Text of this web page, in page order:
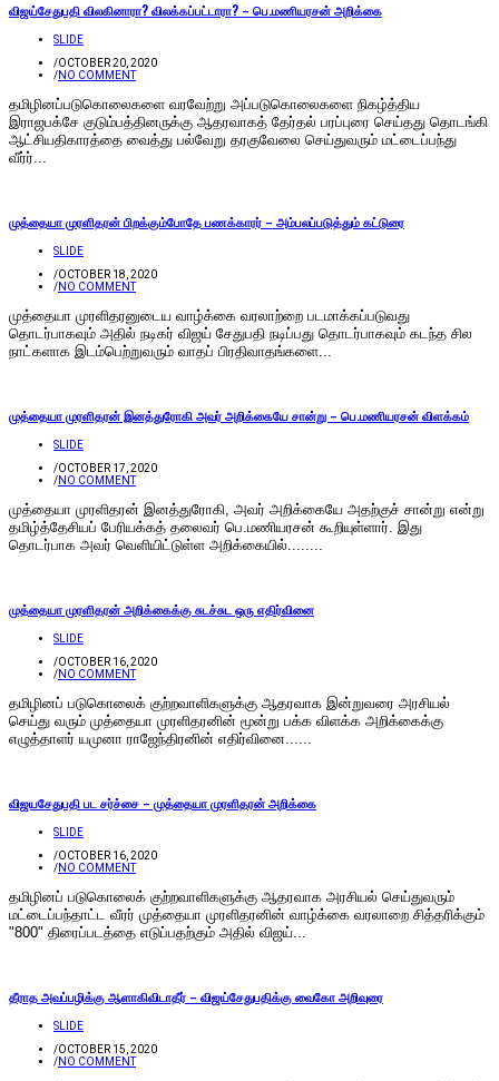
விஜய்சேதுபதி விலகினாரா? விலக்கப்பட்டாரா? – பெ.மணியரசன் அறிக்கை
SLIDE
/OCTOBER 20, 2020
/NO COMMENT
தமிழினப்படுகொலைகளை வரவேற்று அப்படுகொலைகளை நிகழ்த்திய
இராஜபக்சே குடும்பத்தினருக்கு ஆதரவாகத் தேர்தல் பரப்புரை செய்தது தொடங்கி
ஆட்சியதிகாரத்தை வைத்து பல்வேறு தரகுவேலை செய்துவரும் மட்டைப்பந்து
வீர்ர்...
முத்தையா முரளிதரன் பிறக்கும்போதே பணக்காரர் – அம்பலப்படுத்தும் கட்டுரை
SLIDE
/OCTOBER 18, 2020
/NO COMMENT
முத்தையா முரளிதரனுடைய வாழ்க்கை வரலாற்றை படமாக்கப்படுவது
தொடர்பாகவும் அதில் நடிகர் விஜய் சேதுபதி நடிப்பது தொடர்பாகவும் கடந்த சில
நாட்களாக இடம்பெற்றுவரும் வாதப் பிரதிவாதங்களை...
முத்தையா முரளிதரன் இனத்துரோகி அவர் அறிக்கையே சான்று – பெ.மணியரசன் விளக்கம்
SLIDE
/OCTOBER 17, 2020
/NO COMMENT
முத்தையா முரளிதரன் இனத்துரோகி, அவர் அறிக்கையே அதற்குச் சான்று என்று
தமிழ்த்தேசியப் பேரியக்கத் தலைவர் பெ.மணியரசன் கூறியுள்ளார். இது
தொடர்பாக அவர் வெளியிட்டுள்ள அறிக்கையில்........
முத்தையா முரளிதரன் அறிக்கைக்கு சுடச்சுட ஒரு எதிர்வினை
SLIDE
/OCTOBER 16, 2020
/NO COMMENT
தமிழினப் படுகொலைக் குற்றவாளிகளுக்கு ஆதரவாக இன்றுவரை அரசியல்
செய்து வரும் முத்தையா முரளிதரனின் மூன்று பக்க விளக்க அறிக்கைக்கு
எழுத்தாளர் யமுனா ராஜேந்திரனின் எதிர்வினை......
விஜயசேதுபதி பட சர்ச்சை – முத்தையா முரளிதரன் அறிக்கை
SLIDE
/OCTOBER 16, 2020
/NO COMMENT
தமிழினப் படுகொலைக் குற்றவாளிகளுக்கு ஆதரவாக அரசியல் செய்துவரும்
மட்டைப்பந்தாட்ட வீரர் முத்தையா முரளிதரனின் வாழ்க்கை வரலாறை சித்தரிக்கும்
"800" திரைப்படத்தை எடுப்பதற்கும் அதில் விஜய்...
தீராத அவப்பழிக்கு ஆளாகிவிடாதீர் – விஜய்சேதுபதிக்கு வைகோ அறிவுரை
SLIDE
/OCTOBER 15, 2020
/NO COMMENT